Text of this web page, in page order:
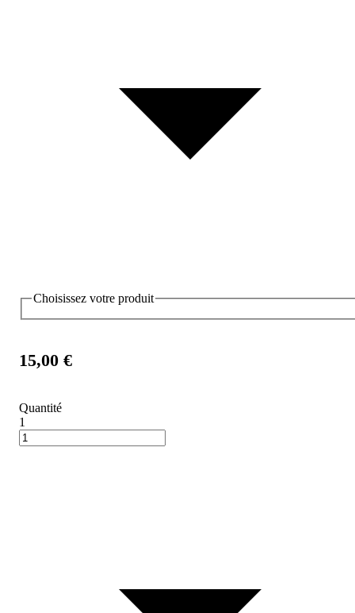
Choisissez votre produit
15,00 €
Quantité
1